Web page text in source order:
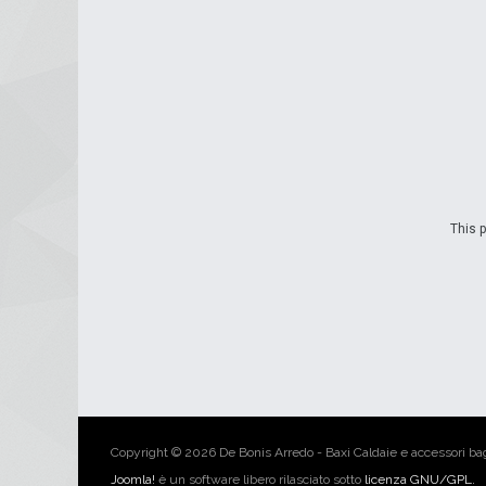
This
Copyright © 2026 De Bonis Arredo - Baxi Caldaie e accessori
Joomla! è un software libero rilasciato sotto licenza GNU/GPL.